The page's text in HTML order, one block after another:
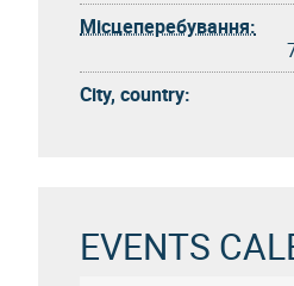
Місцеперебування:
City, country:
EVENTS